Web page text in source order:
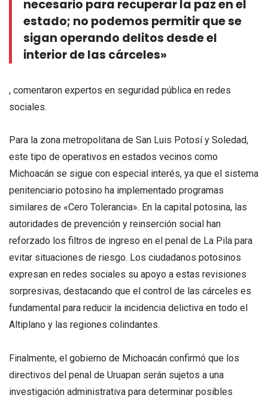
necesario para recuperar la paz en el
estado; no podemos permitir que se
sigan operando delitos desde el
interior de las cárceles»
, comentaron expertos en seguridad pública en redes
sociales.
Para la zona metropolitana de San Luis Potosí y Soledad,
este tipo de operativos en estados vecinos como
Michoacán se sigue con especial interés, ya que el sistema
penitenciario potosino ha implementado programas
similares de «Cero Tolerancia». En la capital potosina, las
autoridades de prevención y reinserción social han
reforzado los filtros de ingreso en el penal de La Pila para
evitar situaciones de riesgo. Los ciudadanos potosinos
expresan en redes sociales su apoyo a estas revisiones
sorpresivas, destacando que el control de las cárceles es
fundamental para reducir la incidencia delictiva en todo el
Altiplano y las regiones colindantes.
Finalmente, el gobierno de Michoacán confirmó que los
directivos del penal de Uruapan serán sujetos a una
investigación administrativa para determinar posibles